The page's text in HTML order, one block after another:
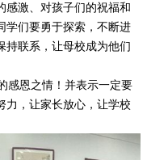
感激、对孩子们的祝福和
学们要勇于探索，不断进
持联系，让母校成为他们
感恩之情！并表示一定要
力，让家长放心，让学校